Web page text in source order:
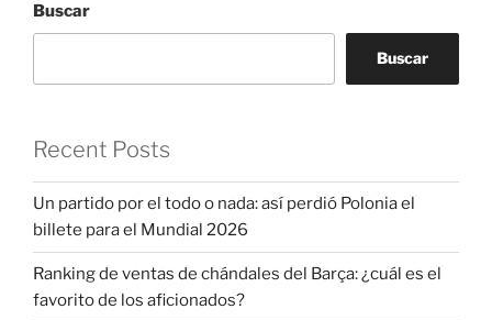
Buscar
Buscar
Recent Posts
Un partido por el todo o nada: así perdió Polonia el
billete para el Mundial 2026
Ranking de ventas de chándales del Barça: ¿cuál es el
favorito de los aficionados?